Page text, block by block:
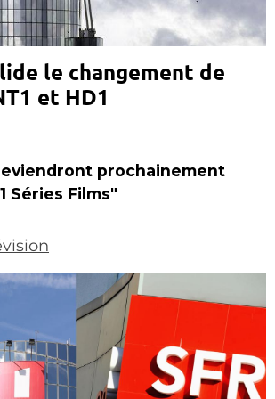
le changement de
de NT1 et HD1
prochainement
Séries Films"